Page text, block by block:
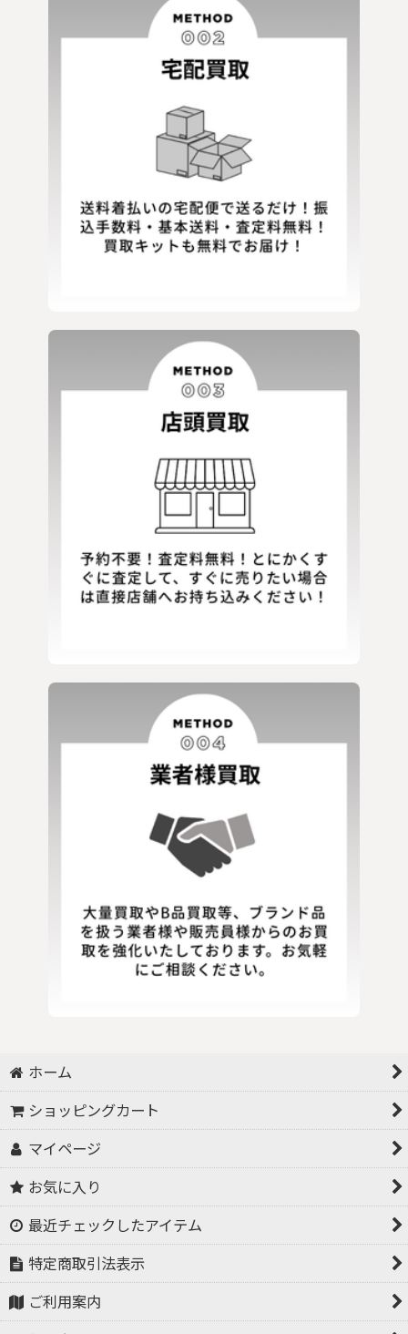
ホーム
ショッピングカート
マイページ
お気に入り
最近チェックしたアイテム
特定商取引法表示
ご利用案内